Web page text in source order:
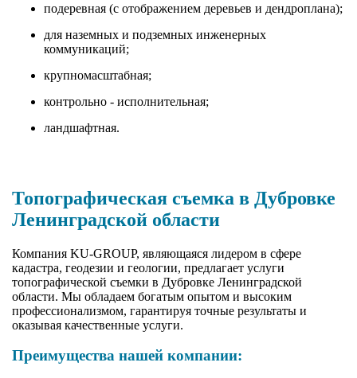
подеревная (с отображением деревьев и дендроплана);
для наземных и подземных инженерных
коммуникаций;
крупномасштабная;
контрольно - исполнительная;
ландшафтная.
Топографическая съемка в Дубровке
Ленинградской области
Компания KU-GROUP, являющаяся лидером в сфере
кадастра, геодезии и геологии, предлагает услуги
топографической съемки в Дубровке Ленинградской
области. Мы обладаем богатым опытом и высоким
профессионализмом, гарантируя точные результаты и
оказывая качественные услуги.
Преимущества нашей компании: